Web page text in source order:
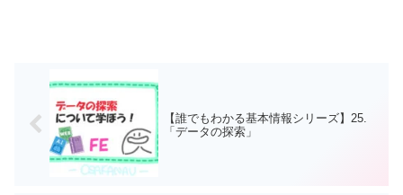
【誰でもわかる基本情報シリーズ】25.
「データの探索」